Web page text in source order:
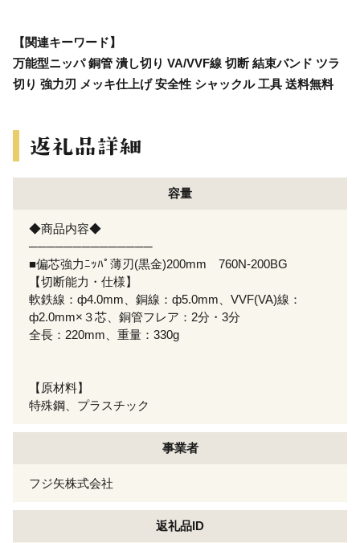
【関連キーワード】
万能型ニッパ 銅管 潰し切り VA/VVF線 切断 結束バンド ツラ
切り 強力刃 メッキ仕上げ 安全性 シャックル 工具 送料無料
容量
◆商品内容◆
──────────────
■偏芯強力ﾆｯﾊﾟ薄刃(黒金)200mm 760N-200BG
【切断能力・仕様】
軟鉄線：ф4.0mm、銅線：ф5.0mm、VVF(VA)線：
ф2.0mm×３芯、銅管フレア：2分・3分
全長：220mm、重量：330g
【原材料】
特殊鋼、プラスチック
事業者
フジ矢株式会社
返礼品ID